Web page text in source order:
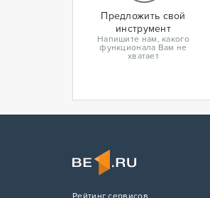
Предложить свой
инструмент
Напишите нам, какого
функционала Вам не
хватает